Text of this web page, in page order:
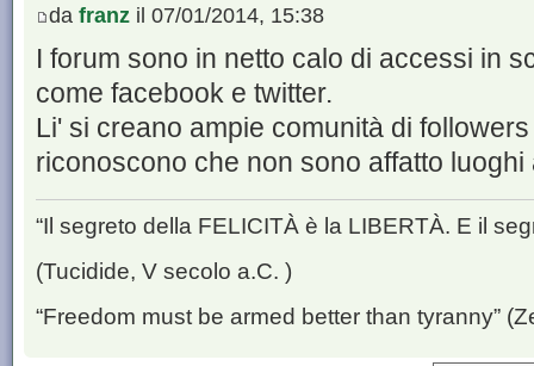
da franz il 07/01/2014, 15:38
I forum sono in netto calo di accessi in
come facebook e twitter.
Li' si creano ampie comunità di
riconoscono che non sono affatto
“Il segreto della FELICITÀ è la LIBERTÀ. E il
(Tucidide, V secolo a.C. )
“Freedom must be armed better than tyranny”